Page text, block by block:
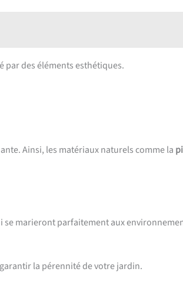
par des éléments esthétiques.
Ainsi, les matériaux naturels comme la
se marieront parfaitement aux
la pérennité de votre jardin.